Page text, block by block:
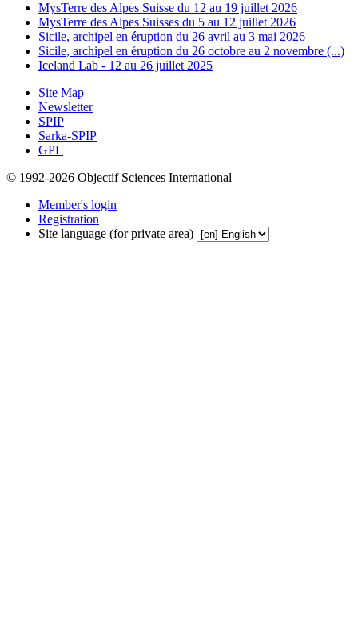
MysTerre des Alpes Suisse du 12 au 19 juillet 2026
MysTerre des Alpes Suisses du 5 au 12 juillet 2026
Sicile, archipel en éruption du 26 avril au 3 mai 2026
Sicile, archipel en éruption du 26 octobre au 2 novembre (...)
Iceland Lab - 12 au 26 juillet 2025
Site Map
Newsletter
SPIP
Sarka-SPIP
GPL
© 1992-2026 Objectif Sciences International
Member's login
Registration
Site language (for private area)